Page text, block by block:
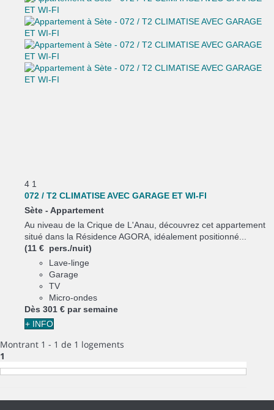
4 1
072 / T2 CLIMATISE AVEC GARAGE ET WI-FI
Sète - Appartement
Au niveau de la Crique de L'Anau, découvrez cet appartement
situé dans la Résidence AGORA, idéalement positionné...
(11 € pers./nuit)
Lave-linge
Garage
TV
Micro-ondes
Dès 301 € par semaine
+ INFO
Montrant 1 - 1 de 1 logements
1